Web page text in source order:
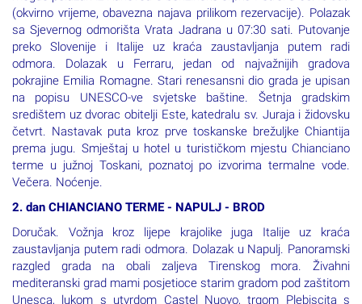
moguć polazak iz Karlovca s benzinske crpke Petrol u 05:45 sati
(okvirno vrijeme, obavezna najava prilikom rezervacije). Polazak
sa Sjevernog odmorišta Vrata Jadrana u 07:30 sati. Putovanje
preko Slovenije i Italije uz kraća zaustavljanja putem radi
odmora. Dolazak u Ferraru, jedan od najvažnijih gradova
pokrajine Emilia Romagne. Stari renesansni dio grada je upisan
na popisu UNESCO-ve svjetske baštine. Šetnja gradskim
središtem uz dvorac obitelji Este, katedralu sv. Juraja i židovsku
četvrt. Nastavak puta kroz prve toskanske brežuljke Chiantija
prema jugu. Smještaj u hotel u turističkom mjestu Chianciano
terme u južnoj Toskani, poznatoj po izvorima termalne vode.
Doručak. Vožnja kroz lijepe krajolike juga Italije uz kraća
zaustavljanja putem radi odmora. Dolazak u Napulj. Panoramski
razgled grada na obali zaljeva Tirenskog mora. Živahni
mediteranski grad mami posjetioce starim gradom pod zaštitom